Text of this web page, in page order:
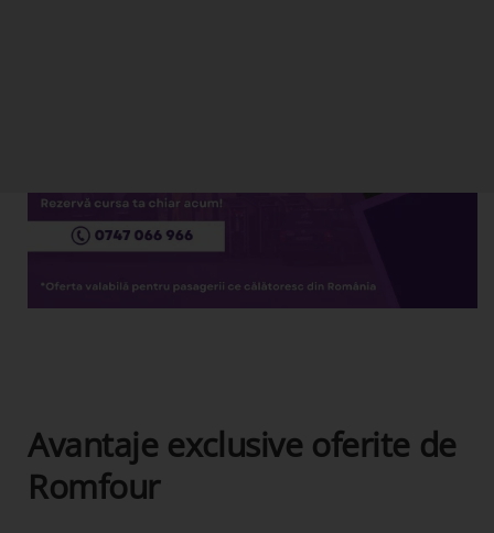
Avantaje exclusive oferite de
Romfour